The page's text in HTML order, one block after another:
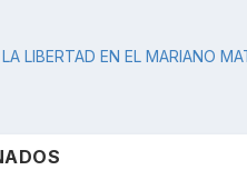
LIBERTAD EN EL MARIANO